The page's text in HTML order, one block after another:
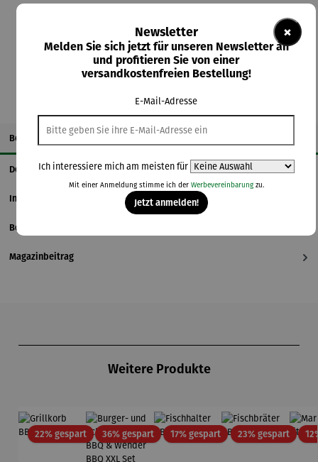
In den Warenkorb
Beschreibung
Details
Informationen zum Hersteller
Bewertungen
Magazinbeitrag
Weitere Produkte
22% gespartRabatt36% gespartRabatt17% gespartRabatt23% gespartRabatt
×
Newsletter
Melden Sie sich jetzt für unseren Newsletter an
und profitieren Sie von einer
versandkostenfreien Bestellung!
E-Mail-Adresse
Ich interessiere mich am meisten für
Mit einer Anmeldung stimme ich der Werbevereinbarungzu.
Jetzt anmelden!